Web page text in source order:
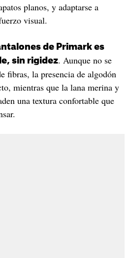
planos, y adaptarse a
visual.
de Primark es
sin rigidez. Aunque no se
fibras, la presencia de algodón
mientras que la lana merina y
una textura confortable que